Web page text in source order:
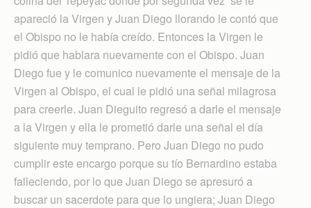
apareció la Virgen y Juan Diego llorando le contó que
el Obispo no le había creído. Entonces la Virgen le
pidió que hablara nuevamente con el Obispo. Juan
Diego fue y le comunico nuevamente el mensaje de la
Virgen al Obispo, el cual le pidió una señal milagrosa
para creerle. Juan Dieguito regresó a darle el mensaje
a la Virgen y ella le prometió darle una señal el día
siguiente muy temprano. Pero Juan Diego no pudo
cumplir este encargo porque su tío Bernardino estaba
falleciendo, por lo que Juan Diego se apresuró a
buscar un sacerdote para que lo ungiera; Juan Diego